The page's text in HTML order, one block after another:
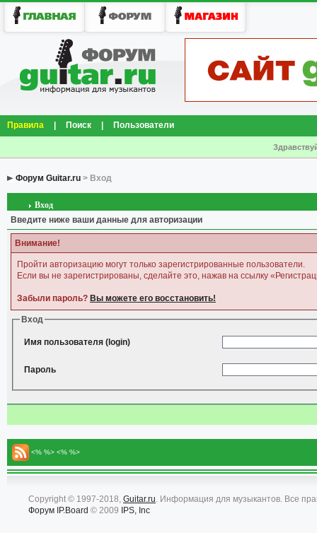
Правила Поиск Пользователи
Форум Guitar.ru > Вход
Вход
Введите ниже ваши данные для авторизации
Внимание!
Пройти авторизацию могут только зарегистрированные пользователи.
Если вы не зарегистрированы, сделайте это, нажав на ссылку
Забыли пароль? Вы можете его восстановить!
Вход
Имя пользователя (login)
Пароль
<% %> <% %>
Copyright © 1997-2018, Guitar.ru. Информация для музыкантов. Все
Форум IP.Board © 2009 IPS, Inc